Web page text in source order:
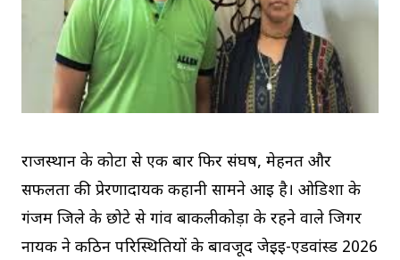
राजस्थान के कोटा से एक बार फिर संघर्ष, मेहनत और
सफलता की प्रेरणादायक कहानी सामने आई है। ओडिशा के
गंजम जिले के छोटे से गांव बाकलीकोड़ा के रहने वाले जिगर
नायक ने कठिन परिस्थितियों के बावजूद जेईई-एडवांस्ड 2026